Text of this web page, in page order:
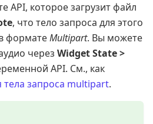
API, которое загрузит файл
, что тело запроса для этого
форматеMultipart. Вы можете
через Widget State >
API. См., как
тела запроса multipart.